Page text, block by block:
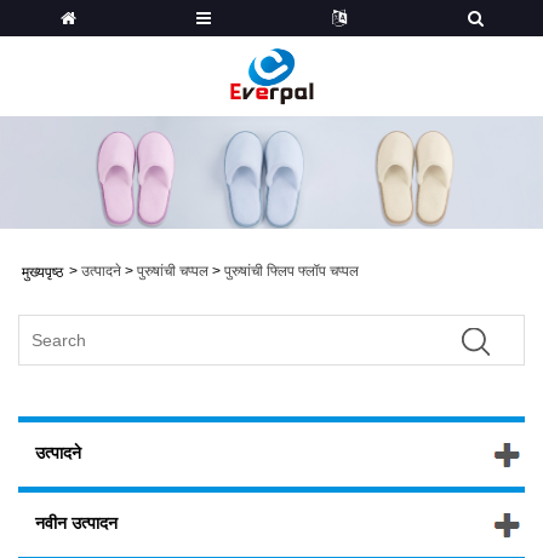
मुख्यपृष्ठ > उत्पादने > पुरुषांची चप्पल > पुरुषांची फ्लिप फ्लॉप चप्पल
उत्पादने
नवीन उत्पादन